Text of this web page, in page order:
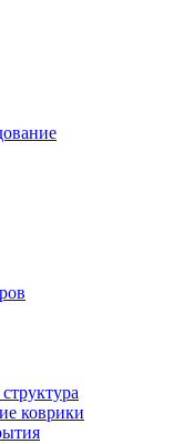
коврики